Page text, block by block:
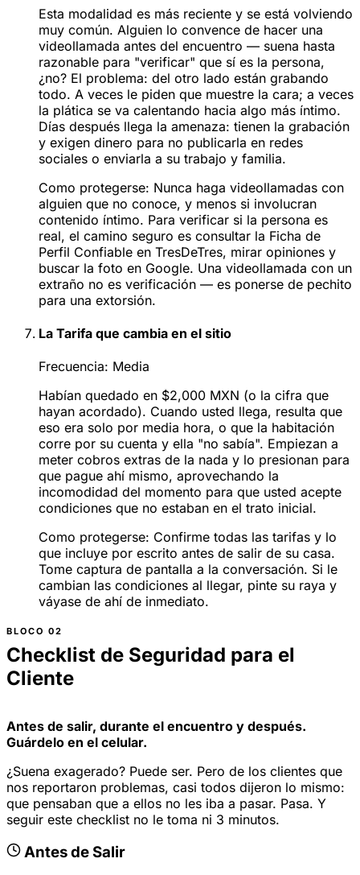
Esta modalidad es más reciente y se está volviendo
muy común. Alguien lo convence de hacer una
videollamada antes del encuentro — suena hasta
razonable para "verificar" que sí es la persona,
¿no? El problema: del otro lado están grabando
todo. A veces le piden que muestre la cara; a veces
la plática se va calentando hacia algo más íntimo.
Días después llega la amenaza: tienen la grabación
y exigen dinero para no publicarla en redes
sociales o enviarla a su trabajo y familia.
Como protegerse: Nunca haga videollamadas con
alguien que no conoce, y menos si involucran
contenido íntimo. Para verificar si la persona es
real, el camino seguro es consultar la Ficha de
Perfil Confiable en TresDeTres, mirar opiniones y
buscar la foto en Google. Una videollamada con un
extraño no es verificación — es ponerse de pechito
para una extorsión.
La Tarifa que cambia en el sitio
Frecuencia: Media
Habían quedado en $2,000 MXN (o la cifra que
hayan acordado). Cuando usted llega, resulta que
eso era solo por media hora, o que la habitación
corre por su cuenta y ella "no sabía". Empiezan a
meter cobros extras de la nada y lo presionan para
que pague ahí mismo, aprovechando la
incomodidad del momento para que usted acepte
condiciones que no estaban en el trato inicial.
Como protegerse: Confirme todas las tarifas y lo
que incluye por escrito antes de salir de su casa.
Tome captura de pantalla a la conversación. Si le
cambian las condiciones al llegar, pinte su raya y
váyase de ahí de inmediato.
Checklist de Seguridad para el
Cliente
Antes de salir, durante el encuentro y después.
Guárdelo en el celular.
¿Suena exagerado? Puede ser. Pero de los clientes que
nos reportaron problemas, casi todos dijeron lo mismo:
que pensaban que a ellos no les iba a pasar. Pasa. Y
seguir este checklist no le toma ni 3 minutos.
Antes de Salir